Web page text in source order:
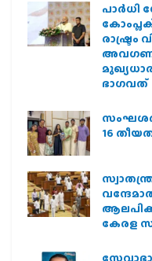
പാര്‍ധി
ഭാഗവത്
16
കേരള